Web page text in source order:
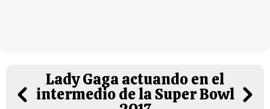
Lady Gaga actuando en el
intermedio de la Super Bowl